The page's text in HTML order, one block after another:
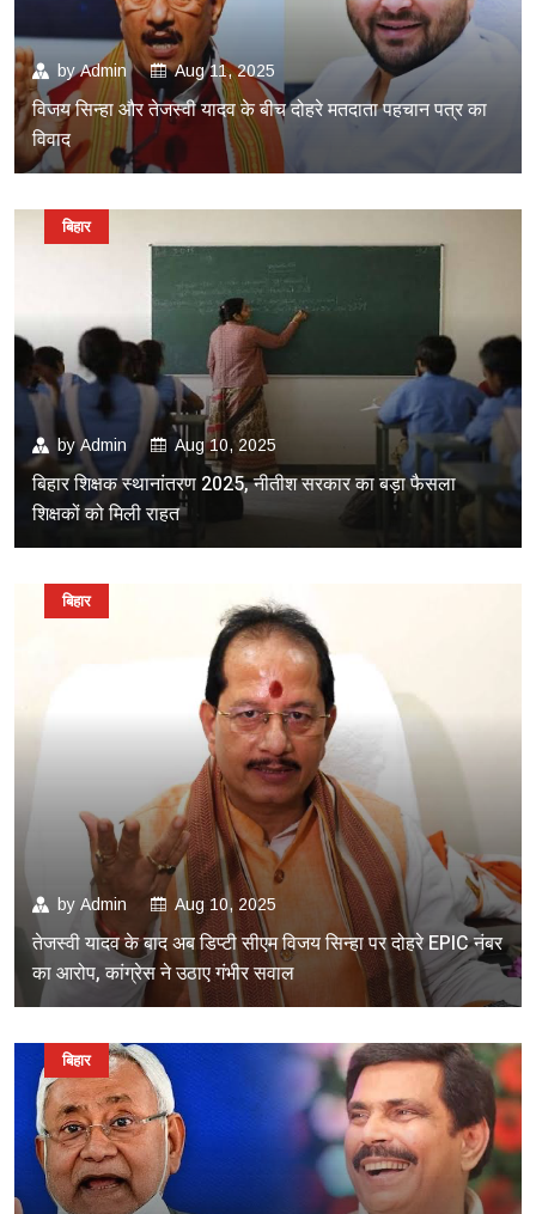
byAdmin Aug 11, 2025
विजय सिन्हा और तेजस्वी यादव के बीच दोहरे मतदाता पहचान पत्र का
विवाद
byAdmin Aug 10, 2025
बिहार शिक्षक स्थानांतरण 2025, नीतीश सरकार का बड़ा फैसला
शिक्षकों को मिली राहत
बिहार
by Admin Aug 10, 2025
तेजस्वी यादव के बाद अब डिप्टी सीएम विजय सिन्हा पर दोहरे EPIC नंबर
का आरोप, कांग्रेस ने उठाए गंभीर सवाल
बिहार
बिहार